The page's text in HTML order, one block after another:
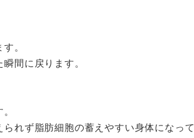
。
間に戻ります。
れず脂肪細胞の蓄えやすい身体になって